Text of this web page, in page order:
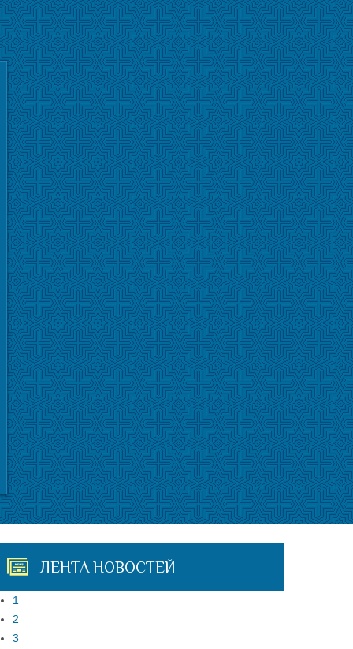
ЛЕНТА НОВОСТЕЙ
1
2
3